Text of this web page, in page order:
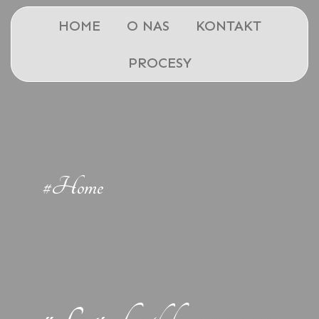
HOME O NAS KONTAKT
PROCESY
#Home